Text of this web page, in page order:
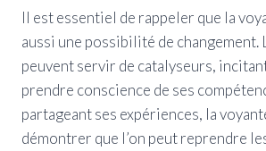
Il est essentiel de rappeler que la
aussi une possibilité de changement.
peuvent servir de catalyseurs,
prendre conscience de ses
partageant ses expériences, la
démontrer que l’on peut reprendre